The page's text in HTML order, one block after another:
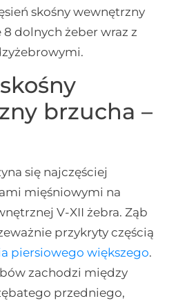
skośny wewnętrzny
8 dolnych żeber wraz z
brzucha –
się najczęściej
mięśniowymi na
V-XII żebra. Ząb
przykryty częścią
piersiowego większego.
zachodzi między
przedniego,